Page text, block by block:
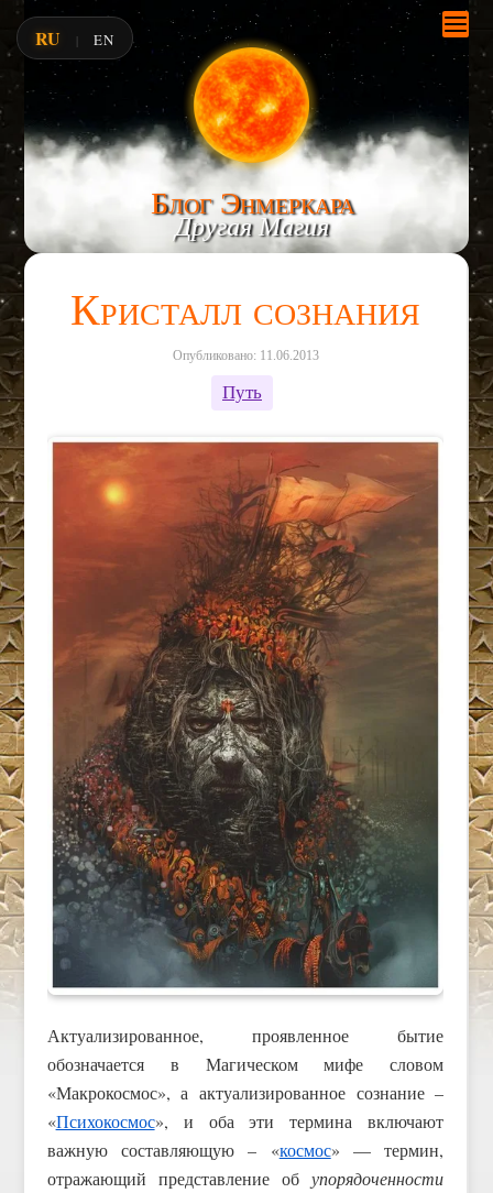
Блог Энмеркара
Другая Магия
Кристалл сознания
Опубликовано: 11.06.2013
Путь
Актуализированное, проявленное бытие
обозначается в Магическом мифе словом
«Макрокосмос», а актуализированное сознание –
«Психокосмос», и оба эти термина включают
важную составляющую – «космос» — термин,
отражающий представление обупорядоченности
RU | EN